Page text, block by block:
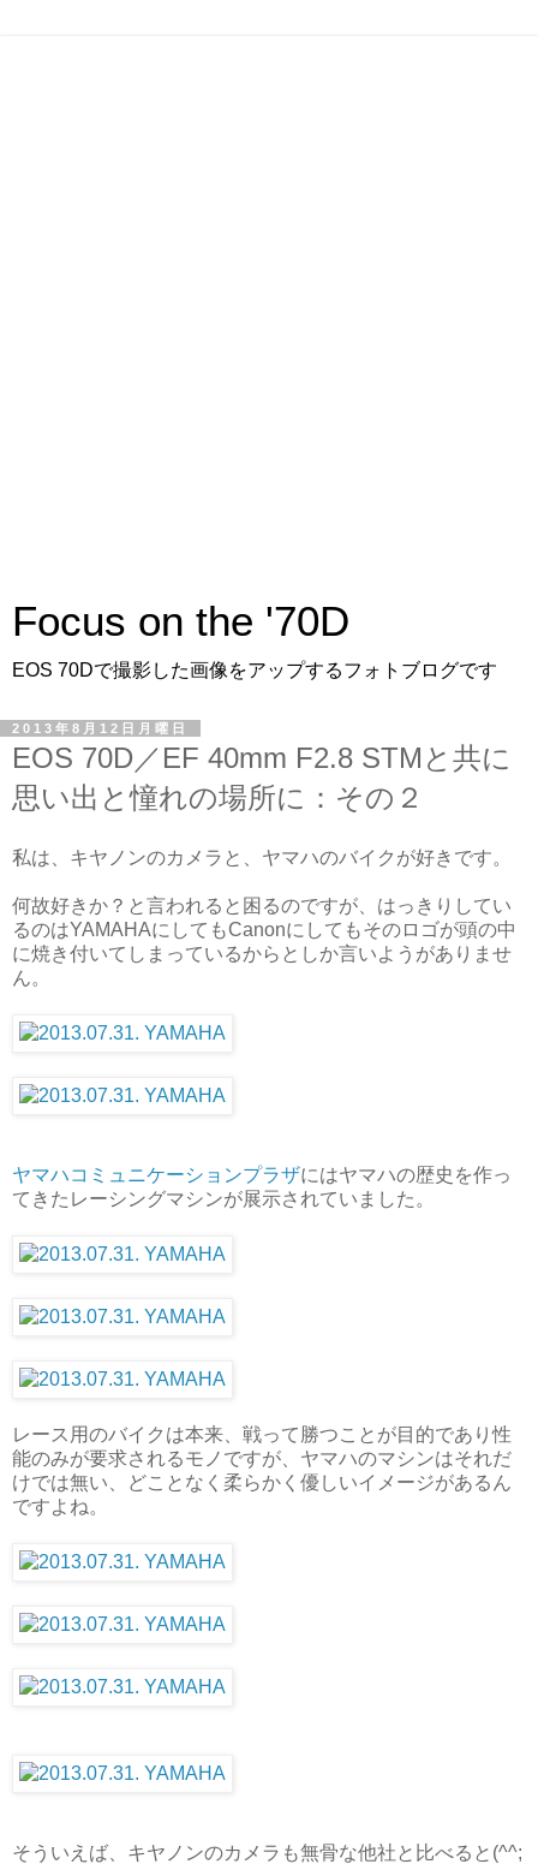
Focus on the '70D
EOS 70Dで撮影した画像をアップするフォトブログです
2013年8月12日月曜日
EOS 70D／EF 40mm F2.8 STMと共に
思い出と憧れの場所に：その２
私は、キヤノンのカメラと、ヤマハのバイクが好きです。
何故好きか？と言われると困るのですが、はっきりしてい
るのはYAMAHAにしてもCanonにしてもそのロゴが頭の中
に焼き付いてしまっているからとしか言いようがありませ
ん。
ヤマハコミュニケーションプラザにはヤマハの歴史を作っ
てきたレーシングマシンが展示されていました。
レース用のバイクは本来、戦って勝つことが目的であり性
能のみが要求されるモノですが、ヤマハのマシンはそれだ
けでは無い、どことなく柔らかく優しいイメージがあるん
ですよね。
そういえば、キヤノンのカメラも無骨な他社と比べると(^^;